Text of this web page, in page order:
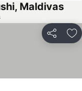
Maldivas
Partilhar